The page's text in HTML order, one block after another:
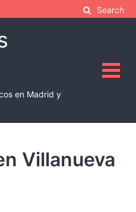
Search
en Madrid y
Villanueva